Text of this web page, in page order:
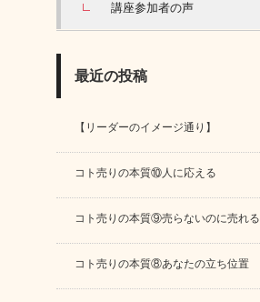
講座参加者の声
最近の投稿
【リーダーのイメージ通り】
コト売りの本質⑩人に応える
コト売りの本質⑨売らないのに売れる
コト売りの本質⑧あなたの立ち位置